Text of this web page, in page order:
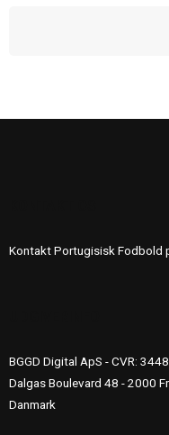
Kontakt Portugisisk Fodbold
BGGD Digital ApS - CVR:
Dalgas Boulevard 48 - 2000
Danmark